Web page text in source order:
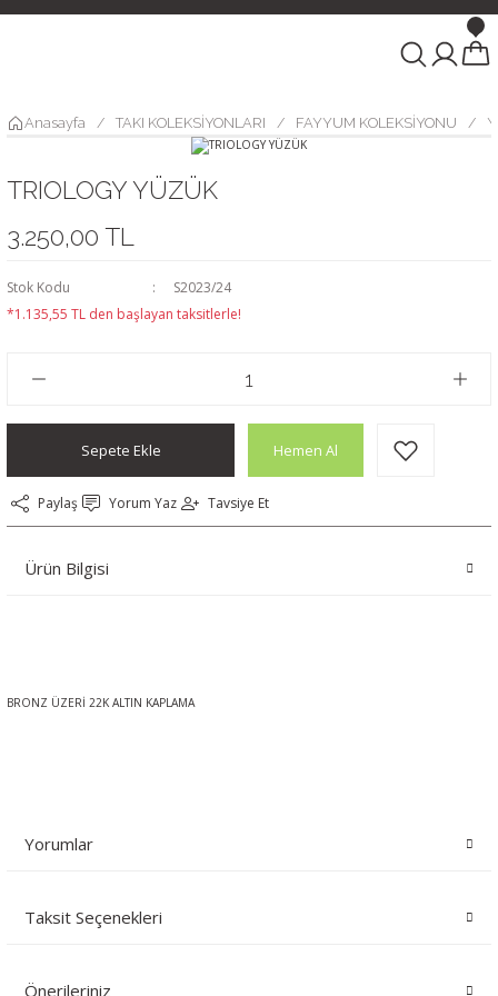
Anasayfa TAKI KOLEKSİYONLARI FAYYUM KOLEKSİYONU
TRIOLOGY YÜZÜK
3.250,00 TL
Stok Kodu
S2023/24
*1.135,55 TL den başlayan taksitlerle!
Sepete Ekle Hemen Al
Yorum Yaz Tavsiye Et
Paylaş
Ürün Bilgisi
BRONZ ÜZERİ 22K ALTIN KAPLAMA
Yorumlar
Bu ürüne ilk yorumu siz yapın!
Taksit Seçenekleri
Önerileriniz